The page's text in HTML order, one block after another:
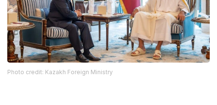
Photo credit: Kazakh Foreign Ministry